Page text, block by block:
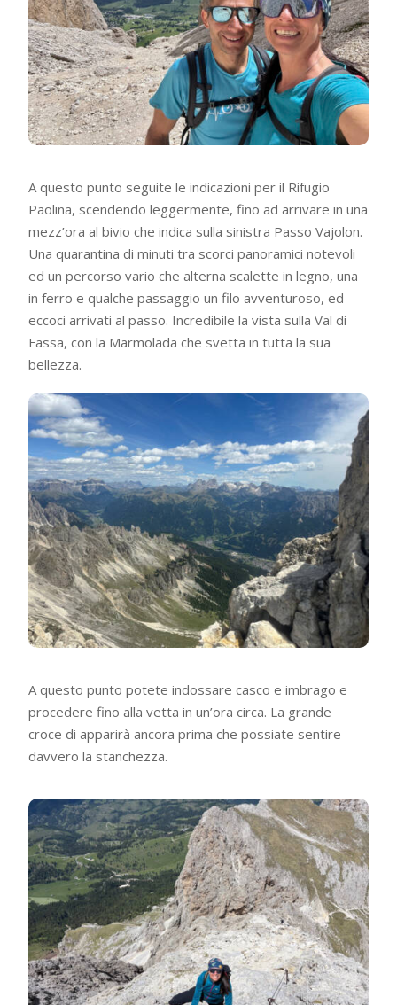
A questo punto seguite le indicazioni per il Rifugio
Paolina, scendendo leggermente, fino ad arrivare in una
mezz’ora al bivio che indica sulla sinistra Passo Vajolon.
Una quarantina di minuti tra scorci panoramici notevoli
ed un percorso vario che alterna scalette in legno, una
in ferro e qualche passaggio un filo avventuroso, ed
eccoci arrivati al passo. Incredibile la vista sulla Val di
Fassa, con la Marmolada che svetta in tutta la sua
bellezza.
A questo punto potete indossare casco e imbrago e
procedere fino alla vetta in un’ora circa. La grande
croce di apparirà ancora prima che possiate sentire
davvero la stanchezza.